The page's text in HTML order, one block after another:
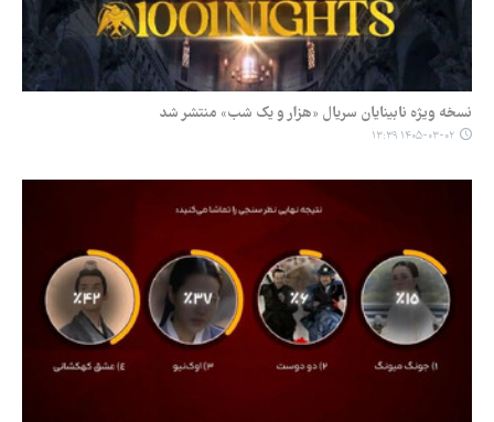
نسخه ویژه نابینایان سریال «هزار و یک شب» منتشر شد
۱۴۰۵-۰۳-۰۲ ۱۳:۳۹